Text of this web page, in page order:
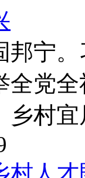
邦宁
全党
乡村